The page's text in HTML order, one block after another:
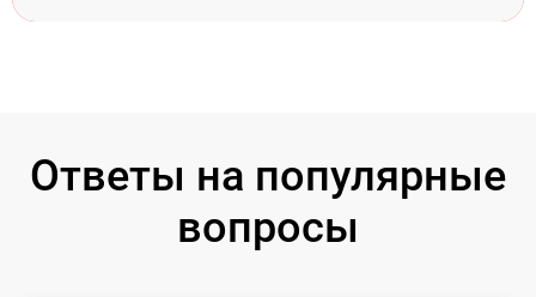
Ответы на популярные
вопросы